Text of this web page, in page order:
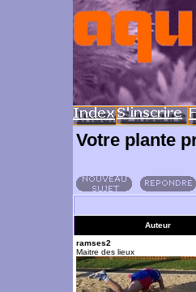
Votre plante
Auteur
ramses2
Maitre des lieux